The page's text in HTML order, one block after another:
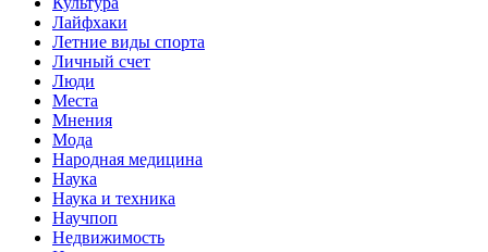
Лайфхаки
Летние виды спорта
Личный счет
Люди
Места
Мнения
Мода
Народная медицина
Наука
Наука и техника
Научпоп
Недвижимость